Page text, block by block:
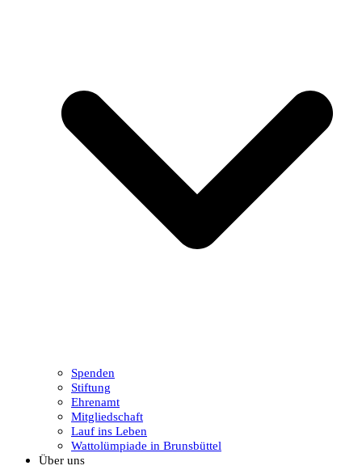
Spenden
Stiftung
Ehrenamt
Mitgliedschaft
Lauf ins Leben
Wattolümpiade in Brunsbüttel
Über uns